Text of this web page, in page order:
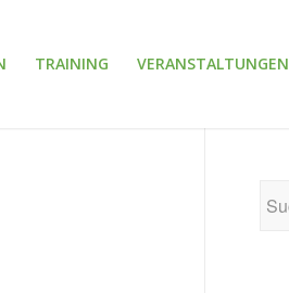
TRAINING VERANSTALTUNGEN